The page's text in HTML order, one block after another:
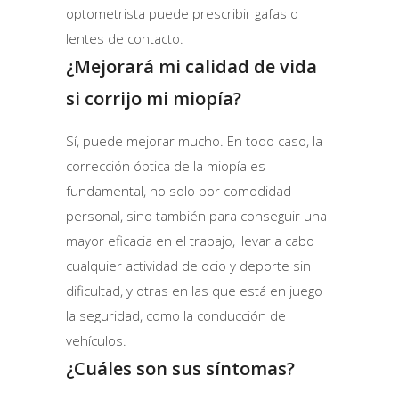
optometrista puede prescribir gafas o
lentes de contacto.
¿Mejorará mi calidad de vida
si corrijo mi miopía?
Sí, puede mejorar mucho. En todo caso, la
corrección óptica de la miopía es
fundamental, no solo por comodidad
personal, sino también para conseguir una
mayor eficacia en el trabajo, llevar a cabo
cualquier actividad de ocio y deporte sin
dificultad, y otras en las que está en juego
la seguridad, como la conducción de
vehículos.
¿Cuáles son sus síntomas?